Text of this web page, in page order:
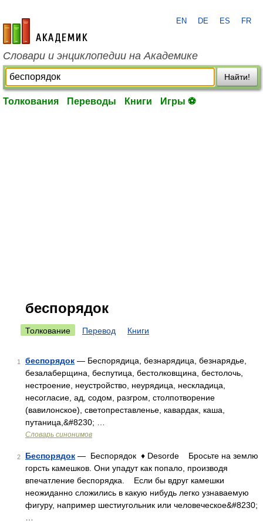
academic.ru
EN DE ES FR
Словари и энциклопедии на Академике
Найти!
Толкования Переводы Книги Игры ⚽
беспорядок
Толкование Перевод Книги
1 беспорядок — Беспорядица, безнарядица, безнарядье,
безалаберщина, беспутица, бестолковщина, бестолочь,
нестроение, неустройство, неурядица, нескладица,
несогласие, ад, содом, разгром, столпотворение
(вавилонское), светопреставленье, кавардак, каша,
путаница,&#8230; …
Словарь синонимов
2 Беспорядок — Беспорядок ♦ Desorde Бросьте на землю
горсть камешков. Они упадут как попало, производя
впечатление беспорядка. Если бы вдруг камешки
неожиданно сложились в какую нибудь легко узнаваемую
фигуру, например шестиугольник или человеческое&#8230;